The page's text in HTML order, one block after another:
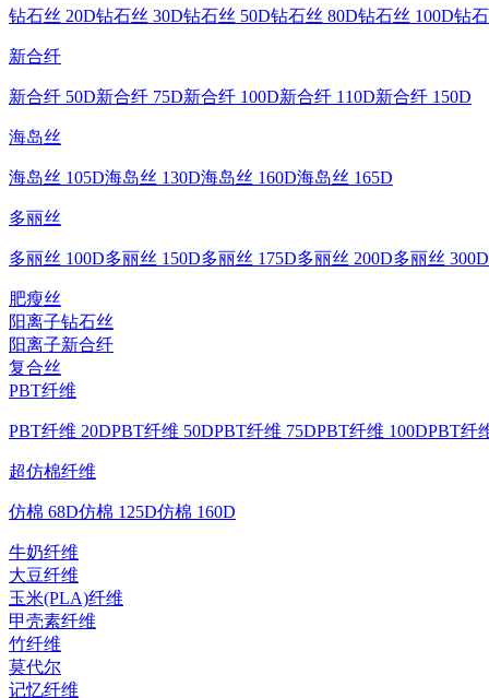
钻石丝 20D钻石丝 30D钻石丝 50D钻石丝 80D钻石丝 100D钻
新合纤
新合纤 50D新合纤 75D新合纤 100D新合纤 110D新合纤 150D
海岛丝
海岛丝 105D海岛丝 130D海岛丝 160D海岛丝 165D
多丽丝
多丽丝 100D多丽丝 150D多丽丝 175D多丽丝 200D多丽丝 300D
肥瘦丝
阳离子钻石丝
阳离子新合纤
复合丝
PBT纤维
PBT纤维 20DPBT纤维 50DPBT纤维 75DPBT纤维 100DPBT纤
超仿棉纤维
仿棉 68D仿棉 125D仿棉 160D
牛奶纤维
大豆纤维
玉米(PLA)纤维
甲壳素纤维
竹纤维
莫代尔
记忆纤维